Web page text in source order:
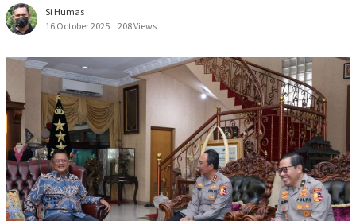
Si Humas
16 October 2025
208 Views